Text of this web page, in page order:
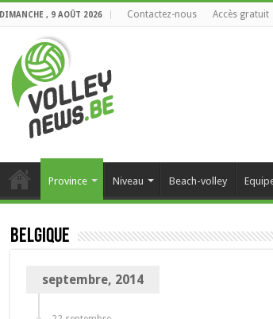
DIMANCHE , 9 AOÛT 2026 Contactez-nous Accès gratuit
Province Niveau Beach-volley
Belgique
septembre, 2014